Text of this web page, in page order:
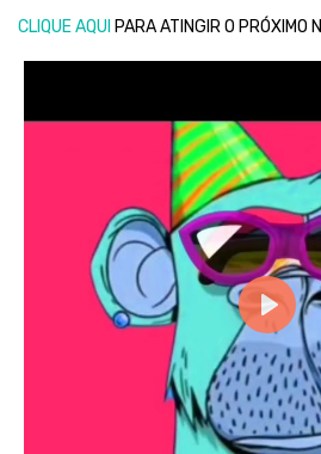
CLIQUE AQUI PARA ATINGIR O PRÓXIMO